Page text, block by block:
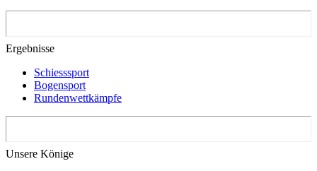
Ergebnisse
Schiesssport
Bogensport
Rundenwettkämpfe
Unsere Könige